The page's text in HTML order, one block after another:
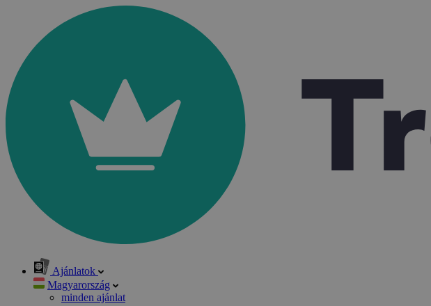
Ajánlatok
Magyarország
minden ajánlat